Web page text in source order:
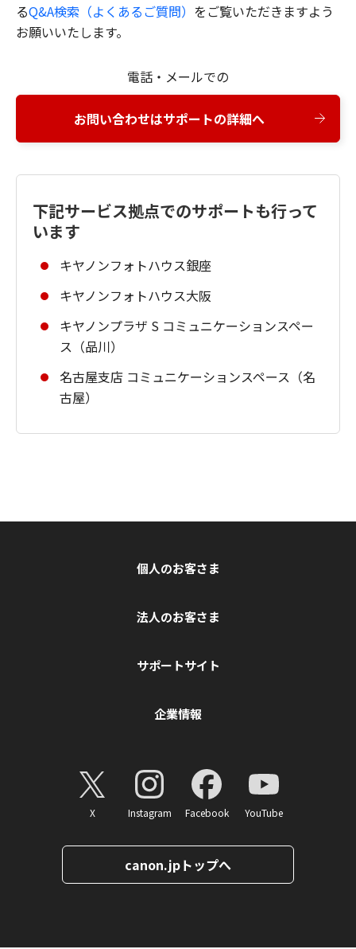
るQ&A検索（よくあるご質問） をご覧いただきますよう
お願いいたします。
電話・メールでの
お問い合わせはサポートの詳細へ
下記サービス拠点でのサポートも行って
います
キヤノンフォトハウス銀座
キヤノンフォトハウス大阪
キヤノンプラザ S コミュニケーションスペー
ス（品川）
名古屋支店 コミュニケーションスペース（名
古屋）
個人のお客さま
法人のお客さま
サポートサイト
企業情報
X Instagram Facebook YouTube
canon.jpトップへ